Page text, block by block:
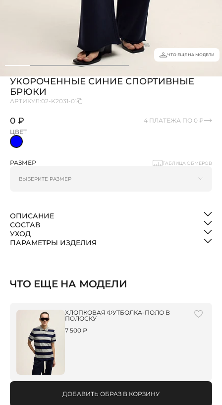
ЧТО ЕЩЕ НА МОДЕЛИ
УКОРОЧЕННЫЕ СИНИЕ СПОРТИВНЫЕ
БРЮКИ
АРТИКУЛ:02-K2031-01
0 ₽
4 ПЛАТЕЖА ПО 0 ₽
ЦВЕТ
РАЗМЕР ТАБЛИЦА ОБМЕРОВ
ОПИСАНИЕ
СОСТАВ
УХОД
ПАРАМЕТРЫ ИЗДЕЛИЯ
ЧТО ЕЩЕ НА МОДЕЛИ
ХЛОПКОВАЯ ФУТБОЛКА-ПОЛО В
ПОЛОСКУ
7 500 ₽
ДОБАВИТЬ ОБРАЗ В КОРЗИНУ